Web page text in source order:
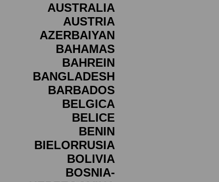
AUSTRALIA
AUSTRIA
AZERBAIYAN
BAHAMAS
BAHREIN
BANGLADESH
BARBADOS
BELGICA
BELICE
BENIN
BIELORRUSIA
BOLIVIA
BOSNIA-